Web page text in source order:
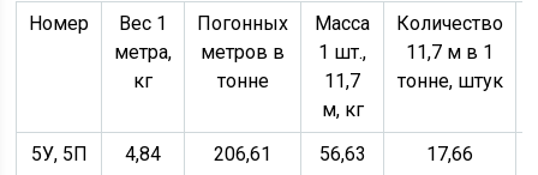
Номер
Вес 1
метра,
кг
Погонных
метров в
тонне
Масса
1 шт.,
11,7
м, кг
Количество
11,7 м в 1
тонне, штук
5У, 5П 4,84 206,61 56,63 17,66